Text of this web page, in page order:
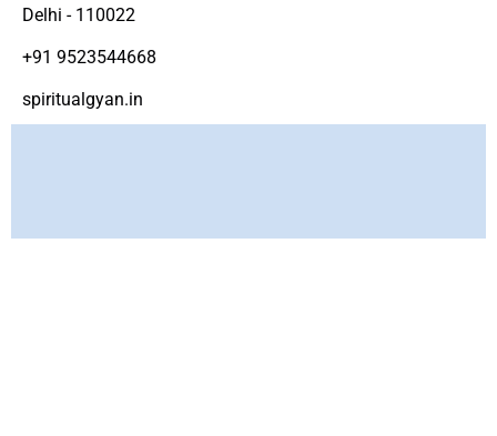
Delhi - 110022
+91 9523544668
spiritualgyan.in